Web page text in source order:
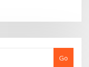
Go